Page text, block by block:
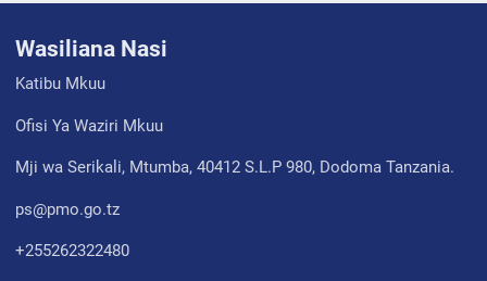
Wasiliana Nasi
Katibu Mkuu
Ofisi Ya Waziri Mkuu
Mji wa Serikali, Mtumba, 40412 S.L.P 980, Dodoma Tanzania.
ps@pmo.go.tz
+255262322480